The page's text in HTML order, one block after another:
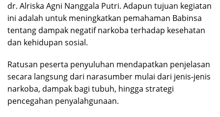
dr. Alriska Agni Nanggala Putri. Adapun tujuan kegiatan
ini adalah untuk meningkatkan pemahaman Babinsa
tentang dampak negatif narkoba terhadap kesehatan
dan kehidupan sosial.
Ratusan peserta penyuluhan mendapatkan penjelasan
secara langsung dari narasumber mulai dari jenis-jenis
narkoba, dampak bagi tubuh, hingga strategi
pencegahan penyalahgunaan.